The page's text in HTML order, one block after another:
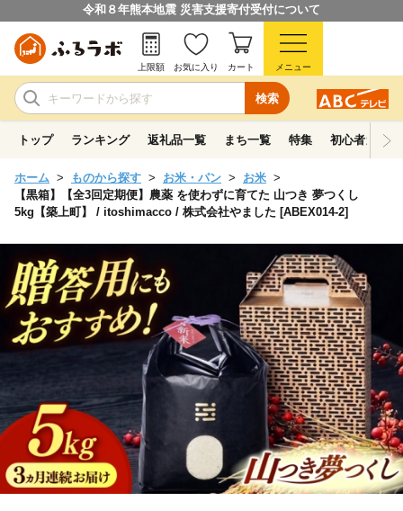
令和８年熊本地震 災害支援寄付受付について
検索
上限額 お気に入り カート メニュー
トップ ランキング 返礼品一覧 まち一覧 特集 初心者ガイド
ホーム ものから探す お米・パン
お米
【黒箱】【全3回定期便】農薬 を使わずに育てた 山つき 夢つくし
5kg【築上町】 / itoshimacco / 株式会社やました [ABEX014-2]